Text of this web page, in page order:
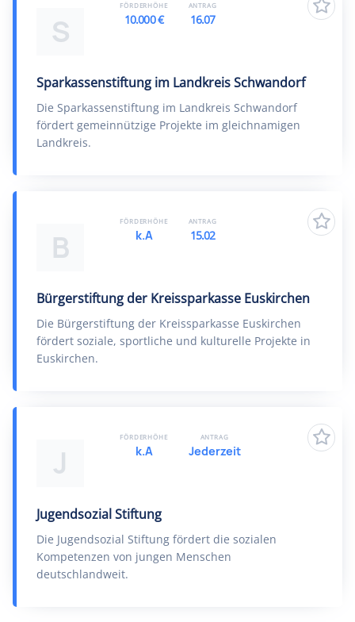
S
Sparkassenstiftung im Landkreis Schwandorf
Die Sparkassenstiftung im Landkreis Schwandorf
fördert gemeinnützige Projekte im gleichnamigen
Landkreis.
FÖRDERHÖHE
10.000 €
ANTRAG
16.07
B
Bürgerstiftung der Kreissparkasse Euskirchen
Die Bürgerstiftung der Kreissparkasse Euskirchen
fördert soziale, sportliche und kulturelle Projekte in
Euskirchen.
FÖRDERHÖHE
k.A
ANTRAG
15.02
J
Jugendsozial Stiftung
Die Jugendsozial Stiftung fördert die sozialen
Kompetenzen von jungen Menschen
deutschlandweit.
FÖRDERHÖHE
k.A
ANTRAG
Jederzeit